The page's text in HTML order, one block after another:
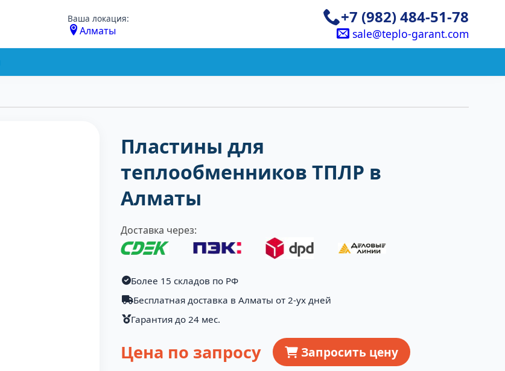
Ваша локация:
Алматы
+7 (982) 484-51-78
sale@teplo-garant.com
Пластины для
теплообменников ТПЛР в
Алматы
Доставка через:
Более 15 складов по РФ
Бесплатная доставка в Алматы от 2-ух дней
Гарантия до 24 мес.
Цена по запросу Запросить цену